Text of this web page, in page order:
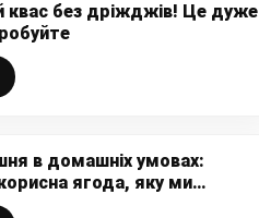
квас без дріжджів! Це дуже
в домашніх умовах:
ягода, яку ми
зиму (плюс рецепт